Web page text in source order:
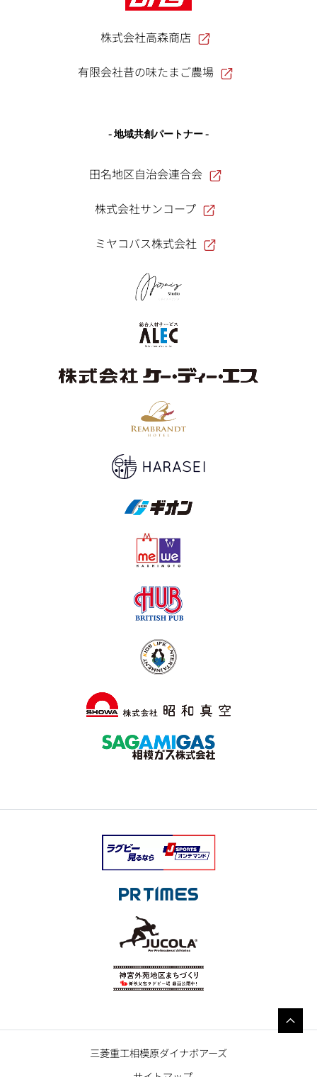
株式会社高森商店
有限会社昔の味たまご農場
- 地域共創パートナー -
田名地区自治会連合会
株式会社サンコープ
ミヤコバス株式会社
三菱重工相模原ダイナボアーズ